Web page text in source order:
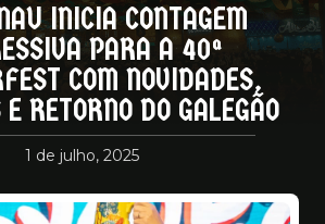
INICIA CONTAGEM
PARA A 40ª
COM NOVIDADES,
RETORNO DO GALEGÃO
1 de julho, 2025